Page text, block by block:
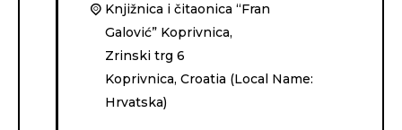
Knjižnica i čitaonica “Fran
Galović” Koprivnica,
Zrinski trg 6
Koprivnica, Croatia (Local Name:
Hrvatska)